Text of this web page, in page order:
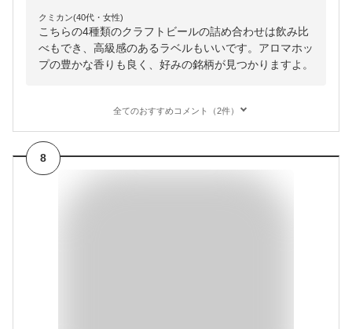
クミカン(40代・女性)
こちらの4種類のクラフトビールの詰め合わせは飲み比
べもでき、高級感のあるラベルもいいです。アロマホッ
プの豊かな香りも良く、好みの銘柄が見つかりますよ。
全てのおすすめコメント（2件）
8